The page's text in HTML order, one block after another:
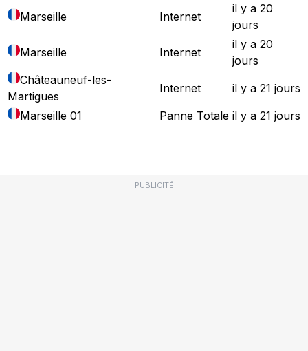
Marseille
Internet
il y a 20
jours
Marseille
Internet
il y a 20
jours
Châteauneuf-les-
Martigues
Internet
il y a 21 jours
Marseille 01
Panne Totale il y a 21 jours
PUBLICITÉ